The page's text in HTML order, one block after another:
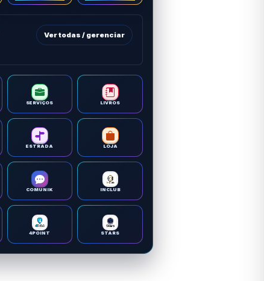
Ver todas / gerenciar
SERVIÇOS LIVROS
ESTRADA LOJA
COMUNIK INCLUB
4POINT STARS